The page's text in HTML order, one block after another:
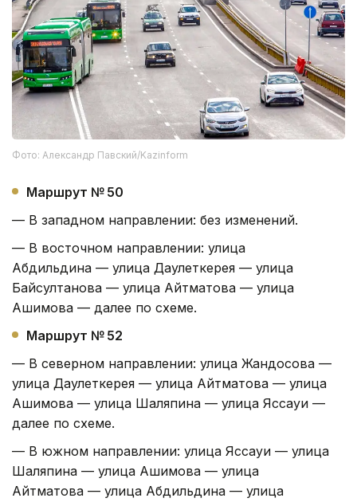
Фото: Александр Павский/Kazinform
Маршрут № 50
— В западном направлении: без изменений.
— В восточном направлении: улица
Абдильдина — улица Даулеткерея — улица
Байсултанова — улица Айтматова — улица
Ашимова — далее по схеме.
Маршрут № 52
— В северном направлении: улица Жандосова —
улица Даулеткерея — улица Айтматова — улица
Ашимова — улица Шаляпина — улица Яссауи —
далее по схеме.
— В южном направлении: улица Яссауи — улица
Шаляпина — улица Ашимова — улица
Айтматова — улица Абдильдина — улица